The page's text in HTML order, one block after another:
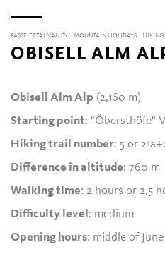
PASSEIERTAL VALLEY MOUNTAIN HOLIDAYS HIKING
OBISELL ALM
Obisell Alm Alp (2,160 m)
Starting point: "Öbersthöfe"
Hiking trail number: 5 or
Difference in altitude: 760 m
Walking time: 2 hours or 2,5
Difficulty level : medium
Opening hours: middle of